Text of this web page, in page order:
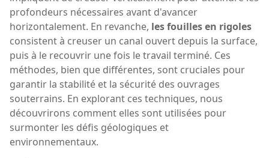
profondeurs nécessaires avant d'avancer
horizontalement. En revanche, les fouilles en rigoles
consistent à creuser un canal ouvert depuis la surface,
puis à le recouvrir une fois le travail terminé. Ces
méthodes, bien que différentes, sont cruciales pour
garantir la stabilité et la sécurité des ouvrages
souterrains. En explorant ces techniques, nous
découvrirons comment elles sont utilisées pour
surmonter les défis géologiques et
environnementaux.